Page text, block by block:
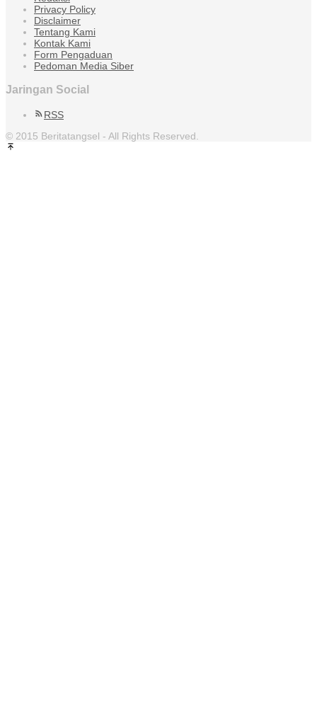
Privacy Policy
Disclaimer
Tentang Kami
Kontak Kami
Form Pengaduan
Pedoman Media Siber
Jaringan Social
RSS
© 2015 Beritatangsel - All Rights Reserved.